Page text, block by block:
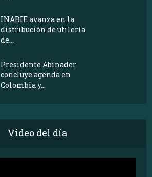
INABIE avanza en la
distribución de utilería
de...
Presidente Abinader
concluye agenda en
Colombia y...
Video del día